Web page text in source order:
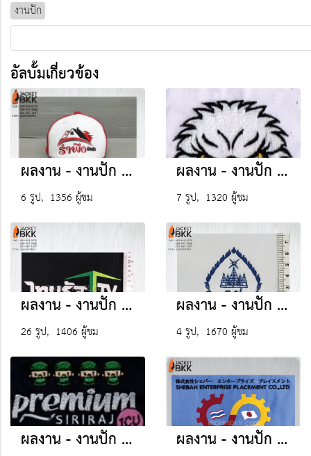
งานปัก
อัลบั้มเกี่ยวข้อง
ผลงาน - งานปัก (หมวกแก๊ปผ้ามองตากูต์) เสริมฟองน้ำด้านหน้า ตาข่ายด้านหลัง
6 รูป, 1356 ผู้ชม
ผลงาน - งานปัก (อื่นๆ)
7 รูป, 1320 ผู้ชม
ผลงาน - งานปัก (บริษัทเอกชน)
26 รูป, 1406 ผู้ชม
ผลงาน - งานปัก (โรงเรียน)
4 รูป, 1670 ผู้ชม
ผลงาน - งานปัก (โรงพยาบาล) ผลงาน - งานปัก (รัฐบาล)